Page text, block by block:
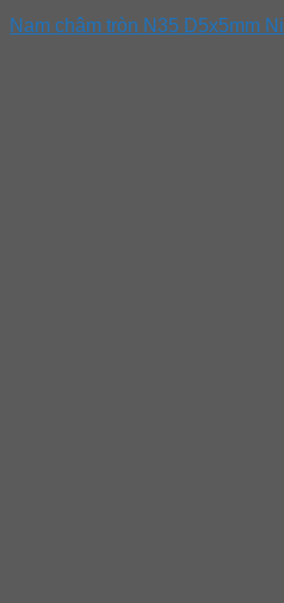
Nam châm tròn N35 D5x5mm Ni